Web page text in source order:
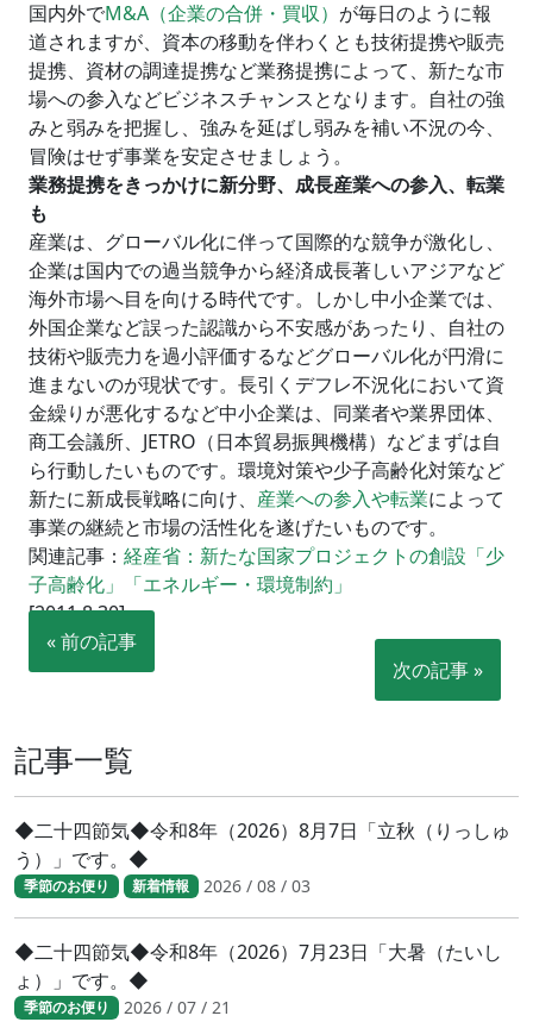
国内外でM&A（企業の合併・買収） が毎日のように報
道されますが、資本の移動を伴わくとも技術提携や販売
提携、資材の調達提携など業務提携によって、新たな市
場への参入などビジネスチャンスとなります。自社の強
みと弱みを把握し、強みを延ばし弱みを補い不況の今、
冒険はせず事業を安定させましょう。
業務提携をきっかけに新分野、成長産業への参入、転業
も
産業は、グローバル化に伴って国際的な競争が激化し、
企業は国内での過当競争から経済成長著しいアジアなど
海外市場へ目を向ける時代です。しかし中小企業では、
外国企業など誤った認識から不安感があったり、自社の
技術や販売力を過小評価するなどグローバル化が円滑に
進まないのが現状です。長引くデフレ不況化において資
金繰りが悪化するなど中小企業は、同業者や業界団体、
商工会議所、JETRO（日本貿易振興機構）などまずは自
ら行動したいものです。環境対策や少子高齢化対策など
新たに新成長戦略に向け、 産業への参入や転業によって
事業の継続と市場の活性化を遂げたいものです。
関連記事： 経産省：新たな国家プロジェクトの創設「少
子高齢化」「エネルギー・環境制約」
[2011.8.30]
« 前の記事
次の記事 »
記事一覧
◆二十四節気◆令和8年（2026）8月7日「立秋（りっしゅ
う）」です。◆
季節のお便り 新着情報 2026 / 08 / 03
◆二十四節気◆令和8年（2026）7月23日「大暑（たいし
ょ）」です。◆
季節のお便り 2026 / 07 / 21